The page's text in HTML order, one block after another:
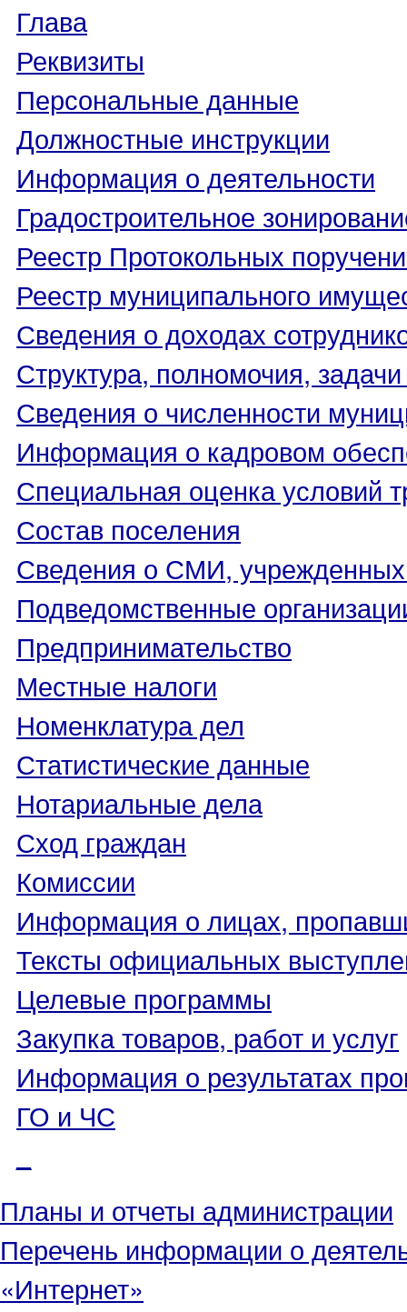
Глава
Реквизиты
Персональные данные
Должностные инструкции
Информация о деятельности
Градостроительное
Реестр Протокольных
Реестр муниципального
Сведения о доходах
Структура, полномочия,
Сведения о численности
Информация о кадровом
Специальная оценка условий
Состав поселения
Сведения о СМИ,
Подведомственные
Предпринимательство
Местные налоги
Номенклатура дел
Статистические данные
Нотариальные дела
Сход граждан
Комиссии
Информация о лицах,
Тексты официальных
Целевые программы
Закупка товаров, работ и услуг
Информация о результатах
ГО и ЧС
Планы и отчеты администрации
Перечень информации о
«Интернет»